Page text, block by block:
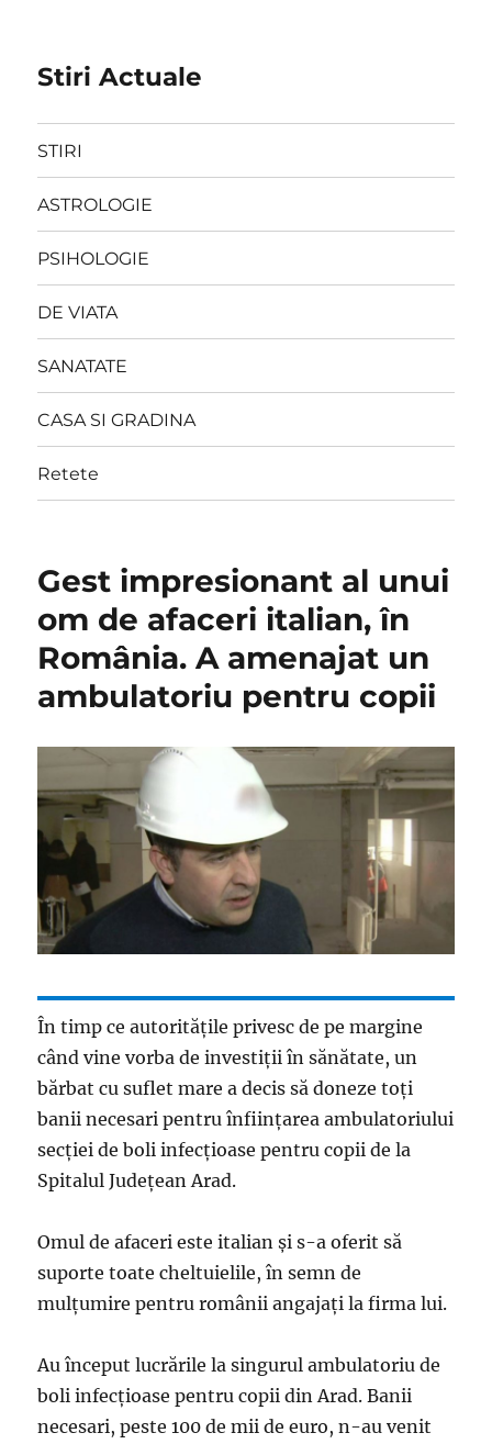
Stiri Actuale
STIRI
ASTROLOGIE
PSIHOLOGIE
DE VIATA
SANATATE
CASA SI GRADINA
Retete
Gest impresionant al unui
om de afaceri italian, în
România. A amenajat un
ambulatoriu pentru copii
În timp ce autoritățile privesc de pe margine
când vine vorba de investiții în sănătate, un
bărbat cu suflet mare a decis să doneze toţi
banii necesari pentru înființarea ambulatoriului
secției de boli infecțioase pentru copii de la
Spitalul Județean Arad.
Omul de afaceri este italian şi s-a oferit să
suporte toate cheltuielile, în semn de
mulţumire pentru românii angajaţi la firma lui.
Au început lucrările la singurul ambulatoriu de
boli infecţioase pentru copii din Arad. Banii
necesari, peste 100 de mii de euro, n-au venit